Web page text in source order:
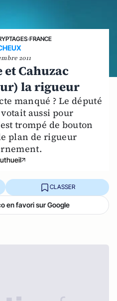
›FRANCE
2011
Cahuzac
la rigueur
manqué ? Le député
aussi pour
trompé de bouton
plan de rigueur
CLASSER
en favori sur Google